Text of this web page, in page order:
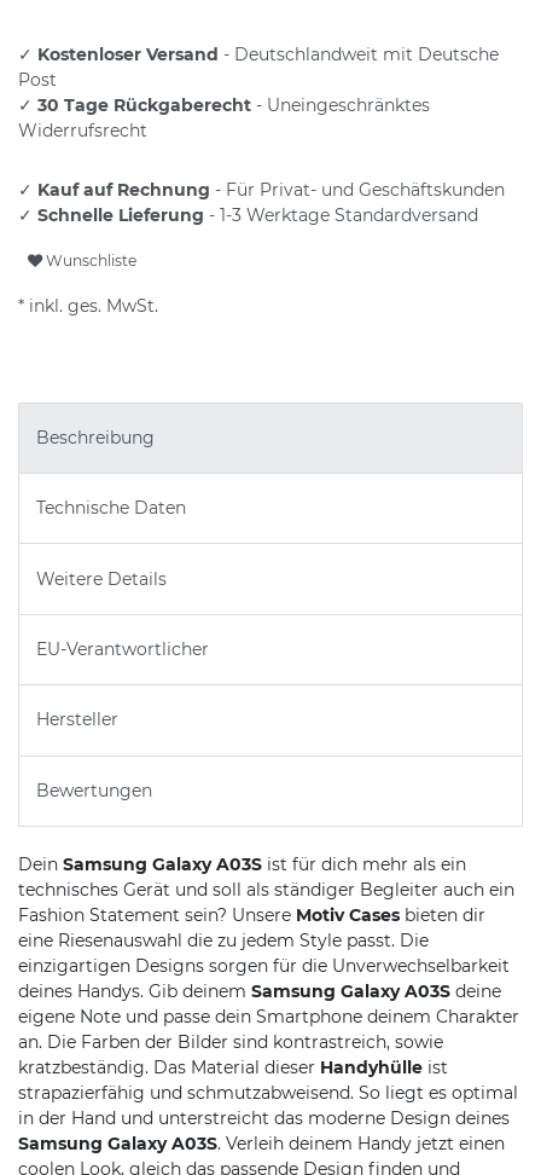
✓ Kostenloser Versand - Deutschlandweit mit Deutsche
Post
✓ 30 Tage Rückgaberecht - Uneingeschränktes
Widerrufsrecht
✓ Kauf auf Rechnung - Für Privat- und Geschäftskunden
✓ Schnelle Lieferung - 1-3 Werktage Standardversand
Wunschliste
* inkl. ges. MwSt.
Beschreibung
Technische Daten
Weitere Details
EU-Verantwortlicher
Hersteller
Bewertungen
Dein Samsung Galaxy A03S ist für dich mehr als ein
technisches Gerät und soll als ständiger Begleiter auch ein
Fashion Statement sein? Unsere Motiv Cases bieten dir
eine Riesenauswahl die zu jedem Style passt. Die
einzigartigen Designs sorgen für die Unverwechselbarkeit
deines Handys. Gib deinem Samsung Galaxy A03S deine
eigene Note und passe dein Smartphone deinem Charakter
an. Die Farben der Bilder sind kontrastreich, sowie
kratzbeständig. Das Material dieser Handyhülle ist
strapazierfähig und schmutzabweisend. So liegt es optimal
in der Hand und unterstreicht das moderne Design deines
Samsung Galaxy A03S. Verleih deinem Handy jetzt einen
coolen Look, gleich das passende Design finden und